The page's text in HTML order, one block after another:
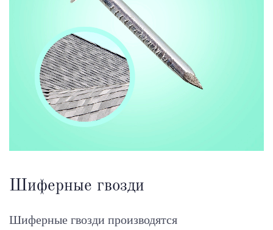
Шиферные гвозди
Шиферные гвозди производятся